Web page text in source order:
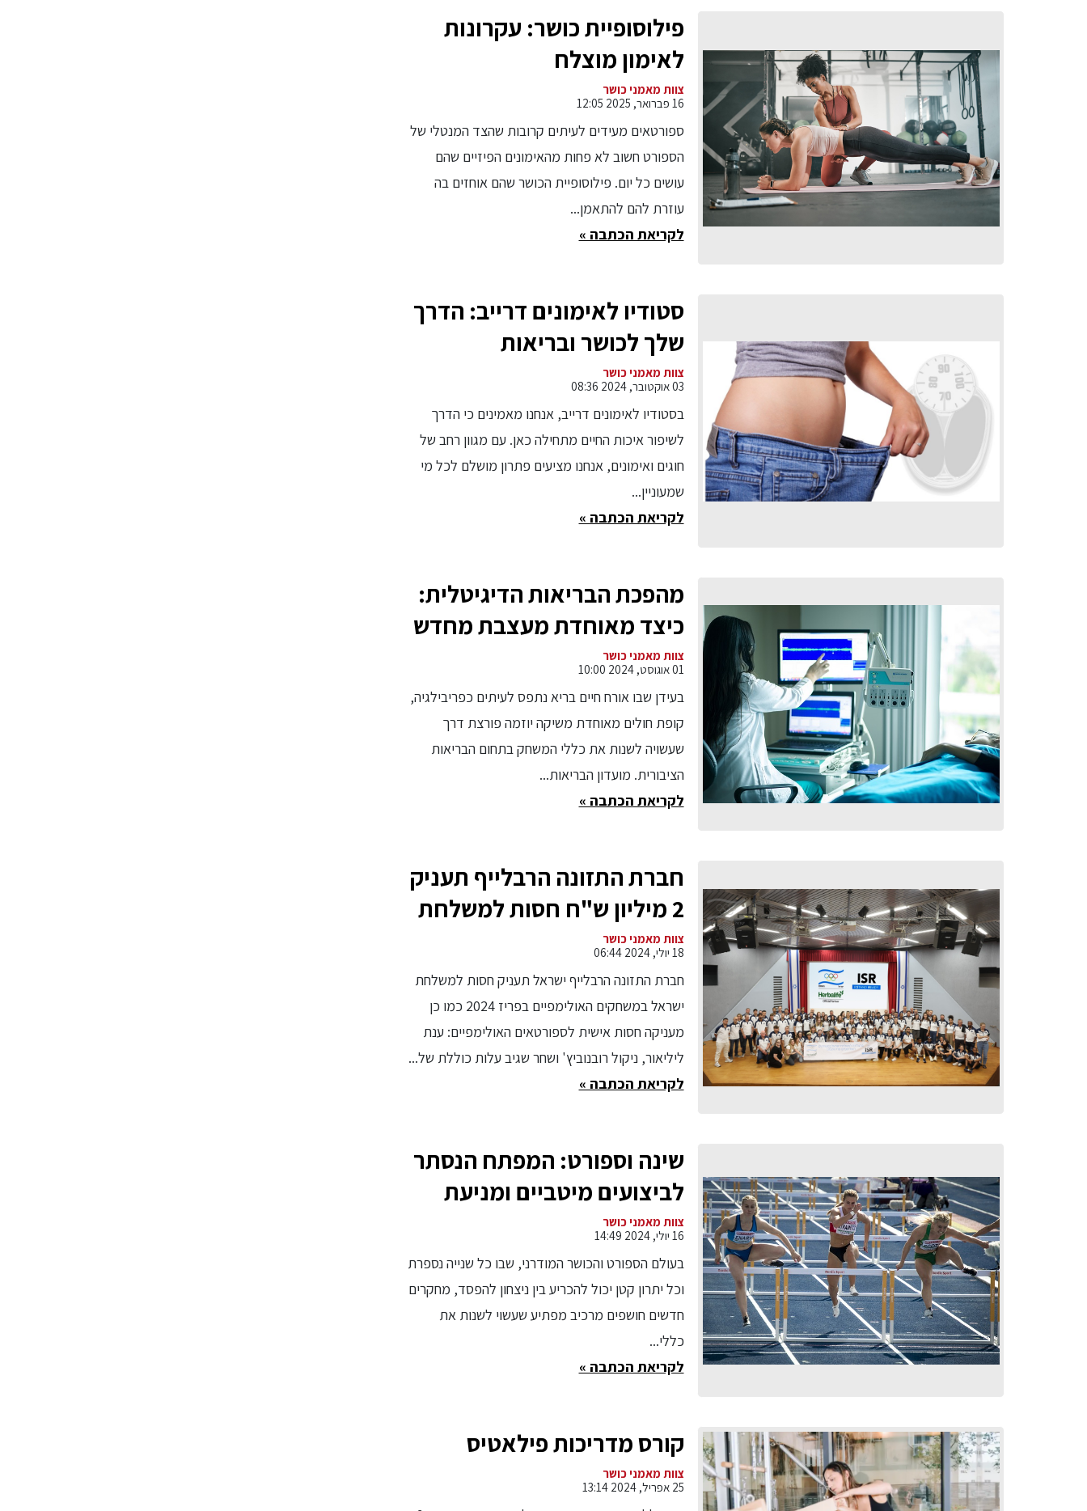
פילוסופיית כושר: עקרונות
לאימון מוצלח
צוות מאמני כושר
16 פברואר, 2025 12:05
ספורטאים מעידים לעיתים קרובות שהצד המנטלי של
הספורט חשוב לא פחות מהאימונים הפיזיים שהם
עושים כל יום. פילוסופיית הכושר שהם אוחזים בה
עוזרת להם להתאמן...
לקריאת הכתבה »
סטודיו לאימונים דרייב: הדרך
שלך לכושר ובריאות
צוות מאמני כושר
03 אוקטובר, 2024 08:36
בסטודיו לאימונים דרייב, אנחנו מאמינים כי הדרך
לשיפור איכות החיים מתחילה כאן. עם מגוון רחב של
חוגים ואימונים, אנחנו מציעים פתרון מושלם לכל מי
שמעוניין...
לקריאת הכתבה »
מהפכת הבריאות הדיגיטלית:
כיצד מאוחדת מעצבת מחדש
את עתיד הבריאות הציבורית
בישראל
צוות מאמני כושר
01 אוגוסט, 2024 10:00
בעידן שבו אורח חיים בריא נתפס לעיתים כפריבילגיה,
קופת חולים מאוחדת משיקה יוזמה פורצת דרך
שעשויה לשנות את כללי המשחק בתחום הבריאות
הציבורית. מועדון הבריאות...
לקריאת הכתבה »
חברת התזונה הרבלייף תעניק
2 מיליון ש"ח חסות למשלחת
ישראל במשחקים האולימפיים
בפריז 2024
צוות מאמני כושר
18 יולי, 2024 06:44
חברת התזונה הרבלייף ישראל תעניק חסות למשלחת
ישראל במשחקים האולימפיים בפריז 2024 כמו כן
מעניקה חסות אישית לספורטאים האולימפיים: ענת
ליליאור, ניקול רובנוביץ' ושחר שגיב עלות כוללת של...
לקריאת הכתבה »
שינה וספורט: המפתח הנסתר
לביצועים מיטביים ומניעת
פציעות - גילויים חדשים
משנים את כללי המשחק
צוות מאמני כושר
16 יולי, 2024 14:49
בעולם הספורט והכושר המודרני, שבו כל שנייה נספרת
וכל יתרון קטן יכול להכריע בין ניצחון להפסד, מחקרים
חדשים חושפים מרכיב מפתיע שעשוי לשנות את
כללי...
לקריאת הכתבה »
קורס מדריכות פילאטיס
צוות מאמני כושר
25 אפריל, 2024 13:14